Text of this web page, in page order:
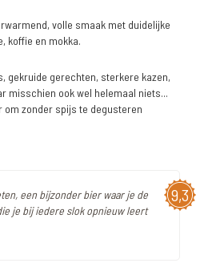
volle smaak met duidelijke
koffie en mokka.
gekruide gerechten, sterkere kazen,
misschien ook wel helemaal niets...
om zonder spijs te degusteren
9,3
een bijzonder bier waar je de
je bij iedere slok opnieuw leert